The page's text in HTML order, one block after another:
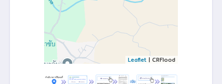
Leaflet | CRFlood